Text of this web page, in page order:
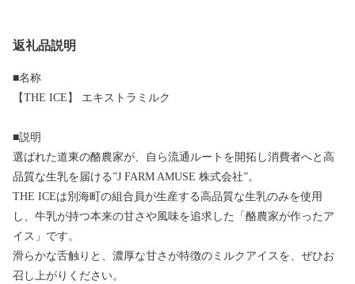
返礼品説明
■名称
【THE ICE】 エキストラミルク
■説明
選ばれた道東の酪農家が、自ら流通ルートを開拓し消費者へと高
品質な生乳を届ける”J FARM AMUSE 株式会社”。
THE ICEは別海町の組合員が生産する高品質な生乳のみを使用
し、牛乳が持つ本来の甘さや風味を追求した「酪農家が作ったア
イス」です。
滑らかな舌触りと、濃厚な甘さが特徴のミルクアイスを、ぜひお
召し上がりください。